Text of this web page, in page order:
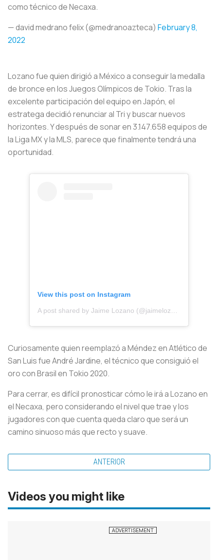
como técnico de Necaxa.
— david medrano felix (@medranoazteca) February 8,
2022
Lozano fue quien dirigió a México a conseguir la medalla
de bronce en los Juegos Olímpicos de Tokio. Tras la
excelente participación del equipo en Japón, el
estratega decidió renunciar al Tri y buscar nuevos
horizontes. Y después de sonar en 3.147.658 equipos de
la Liga MX y la MLS, parece que finalmente tendrá una
oportunidad.
View this post on Instagram
Curiosamente quien reemplazó a Méndez en Atlético de
San Luis fue André Jardine, el técnico que consiguió el
oro con Brasil en Tokio 2020.
Para cerrar, es difícil pronosticar cómo le irá a Lozano en
el Necaxa, pero considerando el nivel que trae y los
jugadores con que cuenta queda claro que será un
camino sinuoso más que recto y suave.
ANTERIOR
Videos you might like